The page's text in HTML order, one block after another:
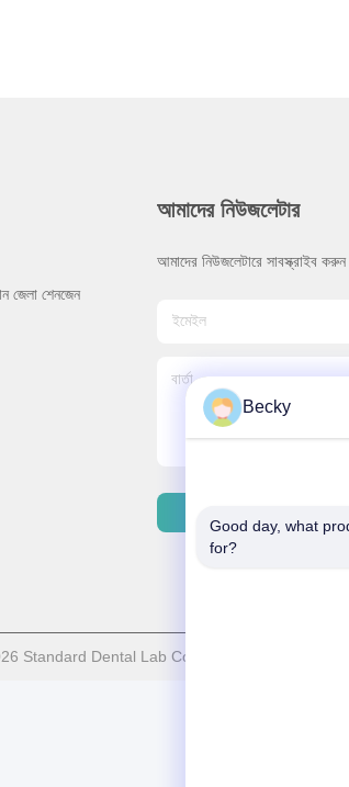
জেলা শেনজেন
আমাদের নিউজলেটার
আমাদের নিউজলেটারে সাবস্ক্রাইব
2026 Standard Dental Lab Co., Limited সমস্ত অধিকার
Becky
Good day, what
for?